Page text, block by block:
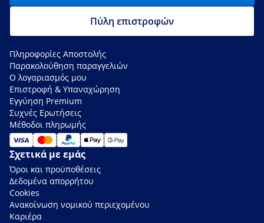
Πύλη επιστροφών
Πληροφορίες Αποστολής
Παρακολούθηση παραγγελιών
Ο λογαριασμός μου
Επιστροφή & Υπαναχώρηση
Εγγύηση Premium
Συχνές Ερωτήσεις
Μέθοδοι πληρωμής
Σχετικά με εμάς
Όροι και προϋποθέσεις
Δεδομένα απορρήτου
Cookies
Ανακοίνωση νομικού περιεχομένου
Καριέρα